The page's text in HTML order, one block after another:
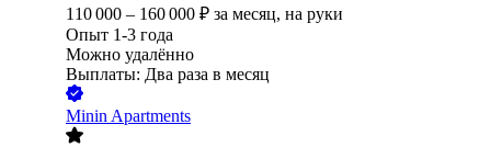
110 000 – 160 000 ₽ за месяц, на руки
Опыт 1-3 года
Можно удалённо
Выплаты: Два раза в месяц
Minin Apartments